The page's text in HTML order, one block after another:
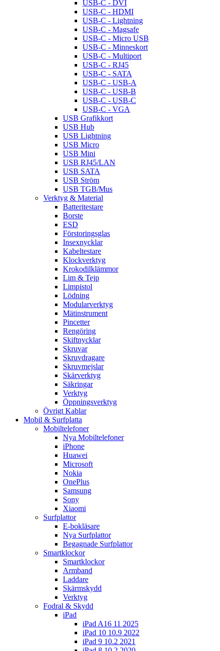
USB-C - DVI
USB-C - HDMI
USB-C - Lightning
USB-C - Magsafe
USB-C - Micro USB
USB-C - Minneskort
USB-C - Multiport
USB-C - RJ45
USB-C - SATA
USB-C - USB-A
USB-C - USB-B
USB-C - USB-C
USB-C - VGA
USB Grafikkort
USB Hub
USB Lightning
USB Micro
USB Mini
USB RJ45/LAN
USB SATA
USB Ström
USB TGB/Mus
Verktyg & Material
Batteritestare
Borste
ESD
Förstoringsglas
Insexnycklar
Kabeltestare
Klockverktyg
Krokodilklämmor
Lim & Tejp
Limpistol
Lödning
Modularverktyg
Mätinstrument
Pincetter
Rengöring
Skiftnycklar
Skruvar
Skruvdragare
Skruvmejslar
Skärverktyg
Säkringar
Verktyg
Öppningsverktyg
Övrigt Kablar
Mobil & Surfplatta
Mobiltelefoner
Nya Mobiltelefoner
iPhone
Huawei
Microsoft
Nokia
OnePlus
Samsung
Sony
Xiaomi
Surfplattor
E-bokläsare
Nya Surfplattor
Begagnade Surfplattor
Smartklockor
Smartklockor
Armband
Laddare
Skärmskydd
Verktyg
Fodral & Skydd
iPad
iPad A16 11 2025
iPad 10 10.9 2022
iPad 9 10.2 2021